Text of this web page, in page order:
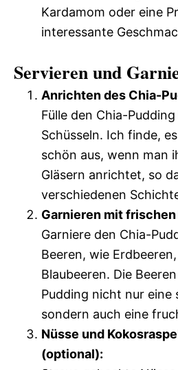
Kardamom oder eine
interessante
Servieren und
Anrichten des Chia-
Fülle den Chia-
Schüsseln. Ich finde,
schön aus, wenn man
Gläsern anrichtet, so
verschiedenen
Garnieren mit frischen
Garniere den Chia-
Beeren, wie
Blaubeeren. Die
Pudding nicht nur eine
sondern auch eine
Nüsse und
(optional):